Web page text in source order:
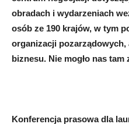
obradach i wydarzeniach
osób ze 190 krajów, w tym
organizacji pozarządowych,
biznesu. Nie mogło nas tam
Konferencja prasowa dla